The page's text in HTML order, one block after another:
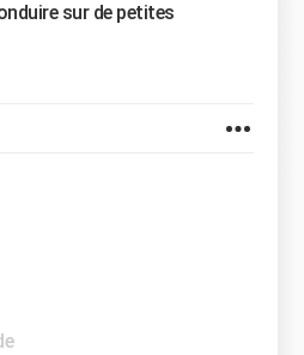
sur de petites